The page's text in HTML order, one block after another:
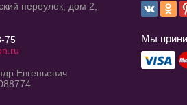
переулок, дом 2,
75
Евгеньевич
Мы